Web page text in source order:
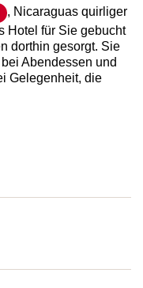
, Nicaraguas quirliger
Hotel für Sie gebucht
dorthin gesorgt. Sie
Abendessen und
Gelegenheit, die